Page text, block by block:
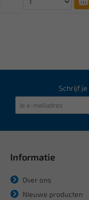
Schrijf je
Informatie
Over ons
Nieuwe producten